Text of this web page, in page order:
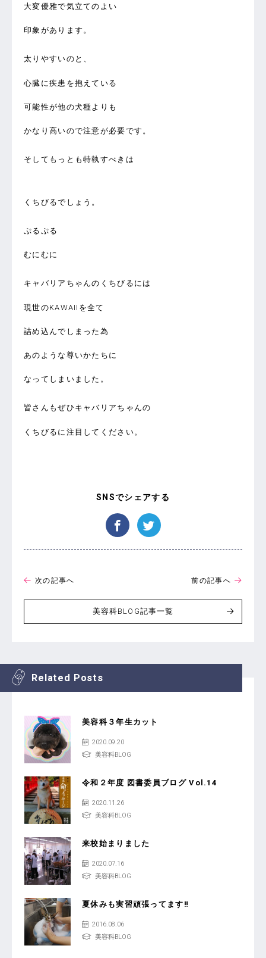
大変優雅で気立てのよい
印象があります。
太りやすいのと、
心臓に疾患を抱えている
可能性が他の犬種よりも
かなり高いので注意が必要です。
そしてもっとも特執すべきは
くちびるでしょう。
ぷるぷる
むにむに
キャバリアちゃんのくちびるには
現世のKAWAIIを全て
詰め込んでしまった為
あのような尊いかたちに
なってしまいました。
皆さんもぜひキャバリアちゃんの
くちびるに注目してください。
次の記事へ 前の記事へ
美容科BLOG記事一覧
Related Posts
美容科３年生カット
2020.09.20
美容科BLOG
令和２年度 図書委員ブログ Vol.14
2020.11.26
美容科BLOG
来校始まりました
2020.07.16
美容科BLOG
夏休みも実習頑張ってます‼
2016.08.06
美容科BLOG